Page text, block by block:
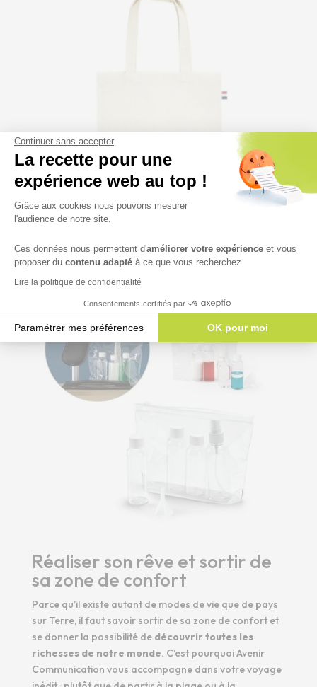
Continuer sans accepter
La recette pour une
expérience web au top !
Grâce aux cookies nous pouvons mesurer
l'audience de notre site.
Ces données nous permettent d'améliorer votre expérience et vous
proposer du contenu adapté à ce que vous recherchez.
Lire la politique de confidentialité
Consentements certifiés par
Paramétrer mes préférences
OK pour moi
Axeptio consent
Plateforme de Gestion du Consentement : Personnalisez vos Options
Notre plateforme vous permet d'adapter et de gérer vos paramètres
Trousse de toilette Deniro
Réaliser son rêve et sortir de
sa zone de confort
Parce qu’il existe autant de modes de vie que de pays
sur Terre, il faut savoir sortir de sa zone de confort et
se donner la possibilité de découvrir toutes les
richesses de notre monde. C’est pourquoi Avenir
Communication vous accompagne dans votre voyage